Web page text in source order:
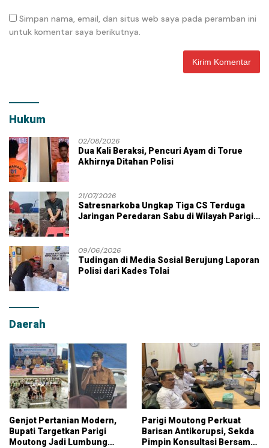
Simpan nama, email, dan situs web saya pada peramban ini
untuk komentar saya berikutnya.
Hukum
02/08/2026
Dua Kali Beraksi, Pencuri Ayam di Torue
Akhirnya Ditahan Polisi
21/07/2026
Satresnarkoba Ungkap Tiga CS Terduga
Jaringan Peredaran Sabu di Wilayah Parigi
09/06/2026
Tudingan di Media Sosial Berujung Laporan
Polisi dari Kades Tolai
Daerah
Genjot Pertanian Modern,
Bupati Targetkan Parigi
Moutong Jadi Lumbung
Parigi Moutong Perkuat
Barisan Antikorupsi, Sekda
Pimpin Konsultasi Bersama